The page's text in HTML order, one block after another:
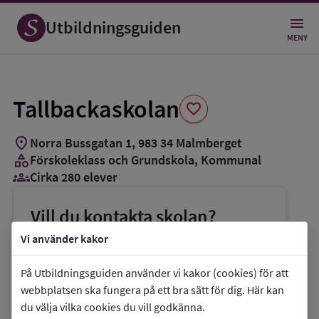
Vi använder kakor
På Utbildningsguiden använder vi kakor (cookies) för att
webbplatsen ska fungera på ett bra sätt för dig. Här kan
du välja vilka cookies du vill godkänna.
Utbildningsguiden MENY
Tallbackaskolan favorite
Spara
som
favorit
location_on Norra Bussgatan 1, 983 34 Malmberget
categoryFörskoleklass och Grundskola, Kommunal
groups_3Cirka 280 elever
Vill du kontakta skolan?
phoneTelefon:0970-818345
E-post: tallbackaskolanADM@gallivare.se
link Webbplats:Tallbackaskolan